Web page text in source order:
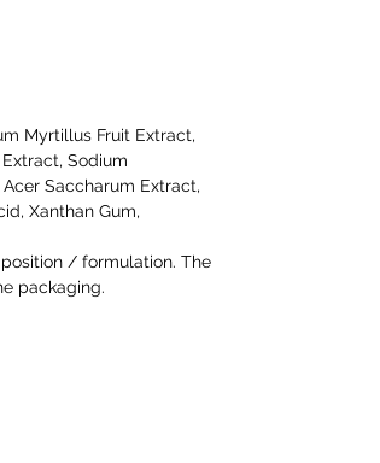
Myrtillus Fruit Extract,
Sodium
Saccharum Extract,
Xanthan Gum,
/ formulation. The
packaging.